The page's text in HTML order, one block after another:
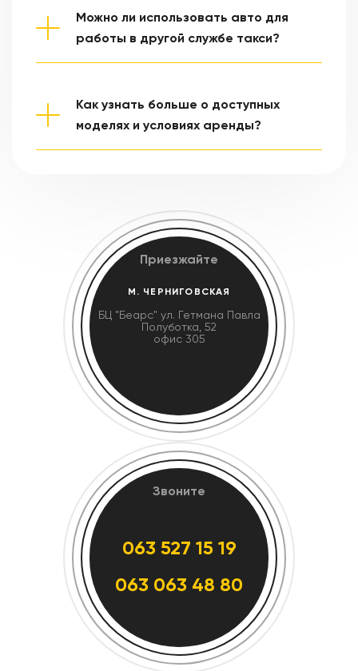
Важно сообщить нам заранее, чтобы избежать
проблем и найти оптимальный выход из ситуации.
Можно ли использовать авто для
работы в другой службе такси?
Нет, автомобиль, взятый в аренду с правом выкупа,
службе такси. Это ключевое условие договора.
Как узнать больше о доступных
моделях и условиях аренды?
Свяжитесь с нашими менеджерами или оставьте
сможете выбрать авто, которое лучше всего
соответствует вашим потребностям.
Приезжайте
М. ЧЕРНИГОВСКАЯ
БЦ "Беарс" ул. Гетмана Павла
Полуботка, 52
офис 305
Звоните
063 527 15 19
063 063 48 80